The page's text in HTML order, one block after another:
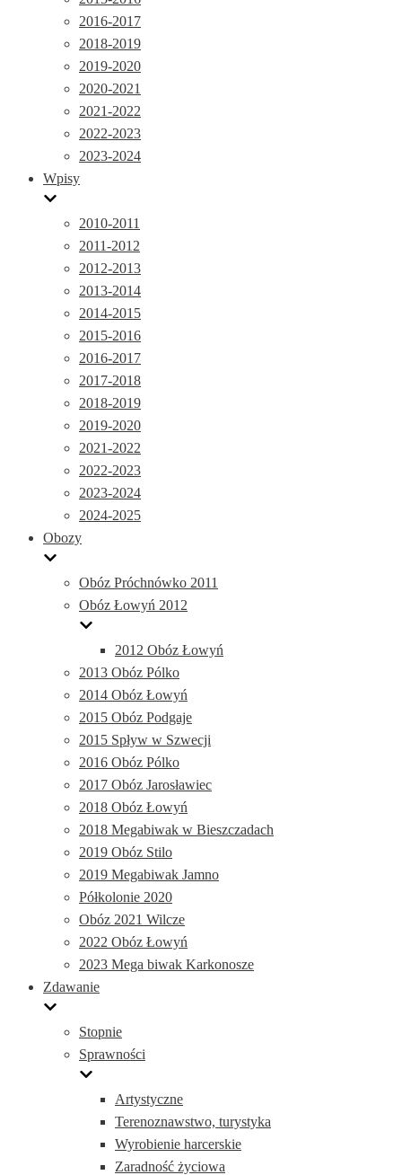
2016-2017
2018-2019
2019-2020
2020-2021
2021-2022
2022-2023
2023-2024
Wpisy
2010-2011
2011-2012
2012-2013
2013-2014
2014-2015
2015-2016
2016-2017
2017-2018
2018-2019
2019-2020
2021-2022
2022-2023
2023-2024
2024-2025
Obozy
Obóz Próchnówko 2011
Obóz Łowyń 2012
2012 Obóz Łowyń
2013 Obóz Pólko
2014 Obóz Łowyń
2015 Obóz Podgaje
2015 Spływ w Szwecji
2016 Obóz Pólko
2017 Obóz Jarosławiec
2018 Obóz Łowyń
2018 Megabiwak w Bieszczadach
2019 Obóz Stilo
2019 Megabiwak Jamno
Półkolonie 2020
Obóz 2021 Wilcze
2022 Obóz Łowyń
2023 Mega biwak Karkonosze
Zdawanie
Stopnie
Sprawności
Artystyczne
Terenoznawstwo, turystyka
Wyrobienie harcerskie
Zaradność życiowa